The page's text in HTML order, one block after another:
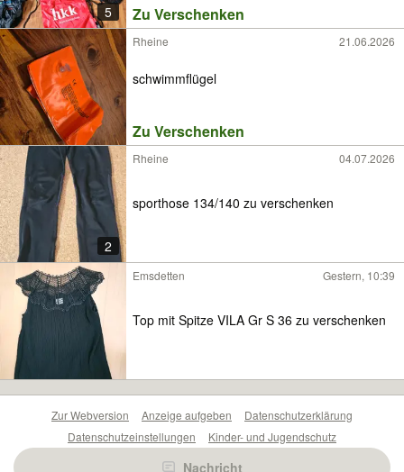
5 Zu Verschenken
Rheine 21.06.2026
schwimmflügel
Zu Verschenken
2
Rheine 04.07.2026
sporthose 134/140 zu verschenken
Emsdetten Gestern, 10:39
Top mit Spitze VILA Gr S 36 zu verschenken
Nachricht
Zur Webversion Anzeige aufgeben
Datenschutzerklärung
Datenschutzeinstellungen
Kinder- und Jugendschutz
Barrierefreiheitserklärung